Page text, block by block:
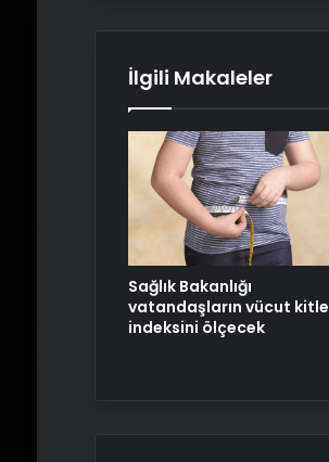
İlgili Makaleler
Sağlık Bakanlığı
vatandaşların vücut kitle
indeksini ölçecek